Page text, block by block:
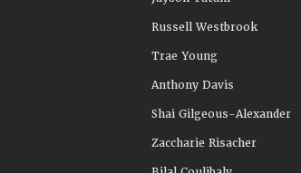
Russell Westbrook
Trae Young
Anthony Davis
Shai Gilgeous-Alexander
Zaccharie Risacher